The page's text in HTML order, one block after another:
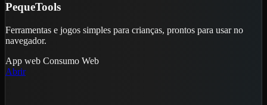
PequeTools
Ferramentas e jogos simples para crianças, prontos para usar no
navegador.
App web Consumo Web
Abrir